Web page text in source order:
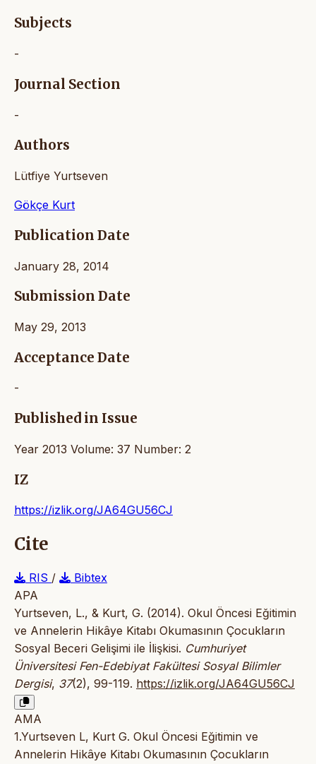
Subjects
-
Journal Section
-
Authors
Lütfiye Yurtseven
Gökçe Kurt
Publication Date
January 28, 2014
Submission Date
May 29, 2013
Acceptance Date
-
Published in Issue
Year 2013 Volume: 37 Number: 2
IZ
https://izlik.org/JA64GU56CJ
Cite
RIS /
Bibtex
APA
Yurtseven, L., & Kurt, G. (2014). Okul Öncesi Eğitimin
ve Annelerin Hikâye Kitabı Okumasının Çocukların
Sosyal Beceri Gelişimi ile İlişkisi. Cumhuriyet
Üniversitesi Fen-Edebiyat Fakültesi Sosyal Bilimler
Dergisi, 37(2), 99-119. https://izlik.org/JA64GU56CJ
AMA
1.Yurtseven L, Kurt G. Okul Öncesi Eğitimin ve
Annelerin Hikâye Kitabı Okumasının Çocukların